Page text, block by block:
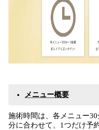
メニュー概要
施術時間は、各メニュー
分に合わせて、1つだけ予